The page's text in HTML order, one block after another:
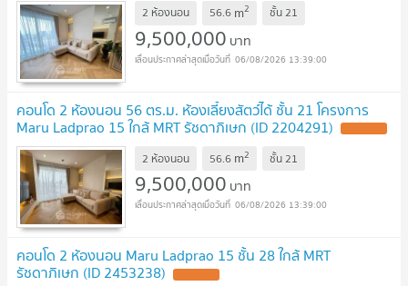
2 ห้องนอน 56.6 m2 ชั้น21
9,500,000 บาท
06/08/2026 13:39:00
คอนโด 2 ห้องนอน 56 ตร.ม. ห้องเลี้ยงสัตว์ได้ ชั้น 21 โครงการ
Maru Ladprao 15 ใกล้ MRT รัชดาภิเษก (ID 2204291)
2 ห้องนอน 56.6 m2 ชั้น21
9,500,000 บาท
06/08/2026 13:39:00
คอนโด 2 ห้องนอน Maru Ladprao 15 ชั้น 28 ใกล้ MRT
รัชดาภิเษก (ID 2453238)